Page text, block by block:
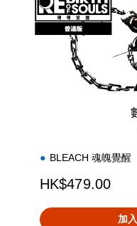
BLEACH 魂魄覺醒
HK$479.00
加